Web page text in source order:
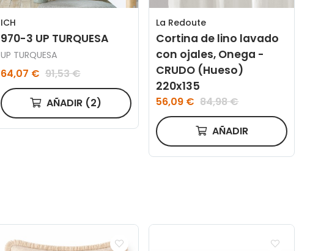
ICH
970-3 UP TURQUESA
UP TURQUESA
64,07 € 91,53 €
AÑADIR (2)
La Redoute
Cortina de lino lavado
con ojales, Onega -
CRUDO (Hueso)
220x135
56,09 € 84,98 €
AÑADIR